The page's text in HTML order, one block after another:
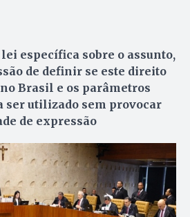
específica sobre o assunto,
de definir se este direito
Brasil e os parâmetros
ser utilizado sem provocar
de expressão